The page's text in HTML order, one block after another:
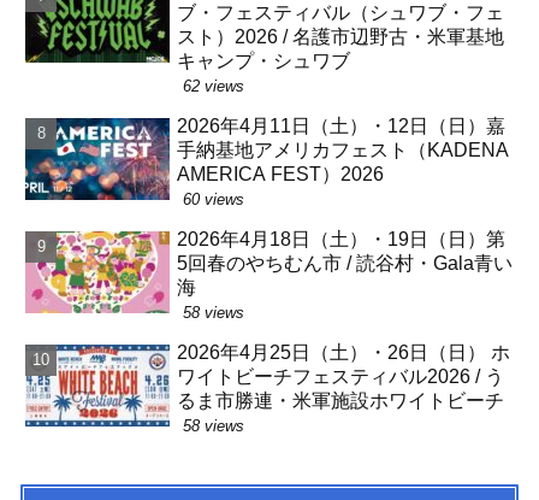
ブ・フェスティバル（シュワブ・フェ
スト）2026 / 名護市辺野古・米軍基地
キャンプ・シュワブ
62 views
2026年4月11日（土）・12日（日）嘉
手納基地アメリカフェスト（KADENA
AMERICA FEST）2026
60 views
2026年4月18日（土）・19日（日）第
5回春のやちむん市 / 読谷村・Gala青い
海
58 views
2026年4月25日（土）・26日（日） ホ
ワイトビーチフェスティバル2026 / う
るま市勝連・米軍施設ホワイトビーチ
58 views